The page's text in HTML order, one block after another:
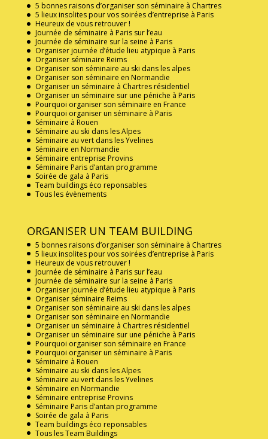
5 bonnes raisons d’organiser son séminaire à Chartres
5 lieux insolites pour vos soirées d’entreprise à Paris
Heureux de vous retrouver !
Journée de séminaire à Paris sur l’eau
Journée de séminaire sur la seine à Paris
Organiser journée d’étude lieu atypique à Paris
Organiser séminaire Reims
Organiser son séminaire au ski dans les alpes
Organiser son séminaire en Normandie
Organiser un séminaire à Chartres résidentiel
Organiser un séminaire sur une péniche à Paris
Pourquoi organiser son séminaire en France
Pourquoi organiser un séminaire à Paris
Séminaire à Rouen
Séminaire au ski dans les Alpes
Séminaire au vert dans les Yvelines
Séminaire en Normandie
Séminaire entreprise Provins
Séminaire Paris d’antan programme
Soirée de gala à Paris
Team buildings éco reponsables
Tous les évènements
ORGANISER UN TEAM BUILDING
5 bonnes raisons d’organiser son séminaire à Chartres
5 lieux insolites pour vos soirées d’entreprise à Paris
Heureux de vous retrouver !
Journée de séminaire à Paris sur l’eau
Journée de séminaire sur la seine à Paris
Organiser journée d’étude lieu atypique à Paris
Organiser séminaire Reims
Organiser son séminaire au ski dans les alpes
Organiser son séminaire en Normandie
Organiser un séminaire à Chartres résidentiel
Organiser un séminaire sur une péniche à Paris
Pourquoi organiser son séminaire en France
Pourquoi organiser un séminaire à Paris
Séminaire à Rouen
Séminaire au ski dans les Alpes
Séminaire au vert dans les Yvelines
Séminaire en Normandie
Séminaire entreprise Provins
Séminaire Paris d’antan programme
Soirée de gala à Paris
Team buildings éco reponsables
Tous les Team Buildings